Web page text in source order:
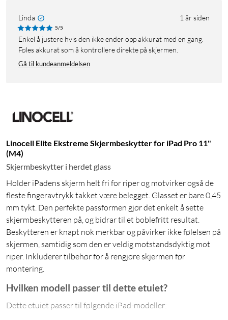
Linda 1 år siden
5/5
Enkel å justere hvis den ikke ender opp akkurat med en gang.
Føles akkurat som å kontrollere direkte på skjermen.
Gå til kundeanmeldelsen
Linocell Elite Ekstreme Skjermbeskytter for iPad Pro 11"
(M4)
Skjermbeskytter i herdet glass
Holder iPadens skjerm helt fri for riper og motvirker også de
fleste fingeravtrykk takket være belegget. Glasset er bare 0,45
mm tykt. Den perfekte passformen gjør det enkelt å sette
skjermbeskytteren på, og bidrar til et boblefritt resultat.
Beskytteren er knapt nok merkbar og påvirker ikke følelsen på
skjermen, samtidig som den er veldig motstandsdyktig mot
riper. Inkluderer tilbehør for å rengjøre skjermen før
montering.
Hvilken modell passer til dette etuiet?
Dette etuiet passer til følgende iPad-modeller: